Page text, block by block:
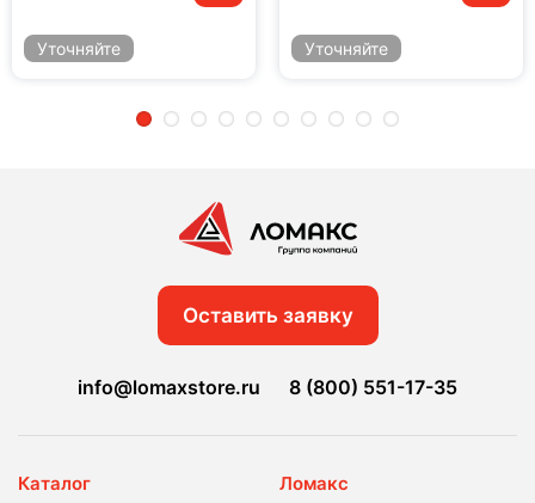
Уточняйте Уточняйте
Оставить заявку
info@lomaxstore.ru 8 (800) 551-17-35
Каталог Ломакс